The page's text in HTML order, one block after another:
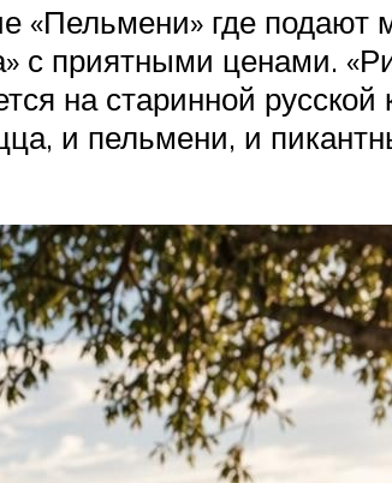
«Пельмени» где подают
с приятными ценами.
на старинной
и пельмени, и